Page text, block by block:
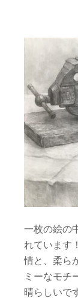
一枚の絵の
れています
情と、柔ら
ミーなモチ
晴らしいで